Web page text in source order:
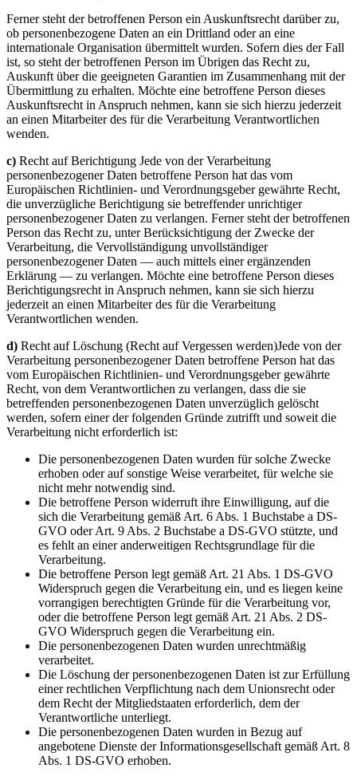
Ferner steht der betroffenen Person ein Auskunftsrecht darüber zu,
ob personenbezogene Daten an ein Drittland oder an eine
internationale Organisation übermittelt wurden. Sofern dies der Fall
ist, so steht der betroffenen Person im Übrigen das Recht zu,
Auskunft über die geeigneten Garantien im Zusammenhang mit der
Übermittlung zu erhalten. Möchte eine betroffene Person dieses
Auskunftsrecht in Anspruch nehmen, kann sie sich hierzu jederzeit
an einen Mitarbeiter des für die Verarbeitung Verantwortlichen
wenden.
c) Recht auf Berichtigung Jede von der Verarbeitung
personenbezogener Daten betroffene Person hat das vom
Europäischen Richtlinien- und Verordnungsgeber gewährte Recht,
die unverzügliche Berichtigung sie betreffender unrichtiger
personenbezogener Daten zu verlangen. Ferner steht der betroffenen
Person das Recht zu, unter Berücksichtigung der Zwecke der
Verarbeitung, die Vervollständigung unvollständiger
personenbezogener Daten — auch mittels einer ergänzenden
Erklärung — zu verlangen. Möchte eine betroffene Person dieses
Berichtigungsrecht in Anspruch nehmen, kann sie sich hierzu
jederzeit an einen Mitarbeiter des für die Verarbeitung
Verantwortlichen wenden.
d) Recht auf Löschung (Recht auf Vergessen werden)Jede von der
Verarbeitung personenbezogener Daten betroffene Person hat das
vom Europäischen Richtlinien- und Verordnungsgeber gewährte
Recht, von dem Verantwortlichen zu verlangen, dass die sie
betreffenden personenbezogenen Daten unverzüglich gelöscht
werden, sofern einer der folgenden Gründe zutrifft und soweit die
Verarbeitung nicht erforderlich ist:
Die personenbezogenen Daten wurden für solche Zwecke
erhoben oder auf sonstige Weise verarbeitet, für welche sie
nicht mehr notwendig sind.
Die betroffene Person widerruft ihre Einwilligung, auf die
sich die Verarbeitung gemäß Art. 6 Abs. 1 Buchstabe a DS-
GVO oder Art. 9 Abs. 2 Buchstabe a DS-GVO stützte, und
es fehlt an einer anderweitigen Rechtsgrundlage für die
Verarbeitung.
Die betroffene Person legt gemäß Art. 21 Abs. 1 DS-GVO
Widerspruch gegen die Verarbeitung ein, und es liegen keine
vorrangigen berechtigten Gründe für die Verarbeitung vor,
oder die betroffene Person legt gemäß Art. 21 Abs. 2 DS-
GVO Widerspruch gegen die Verarbeitung ein.
Die personenbezogenen Daten wurden unrechtmäßig
verarbeitet.
Die Löschung der personenbezogenen Daten ist zur Erfüllung
einer rechtlichen Verpflichtung nach dem Unionsrecht oder
dem Recht der Mitgliedstaaten erforderlich, dem der
Verantwortliche unterliegt.
Die personenbezogenen Daten wurden in Bezug auf
angebotene Dienste der Informationsgesellschaft gemäß Art. 8
Abs. 1 DS-GVO erhoben.